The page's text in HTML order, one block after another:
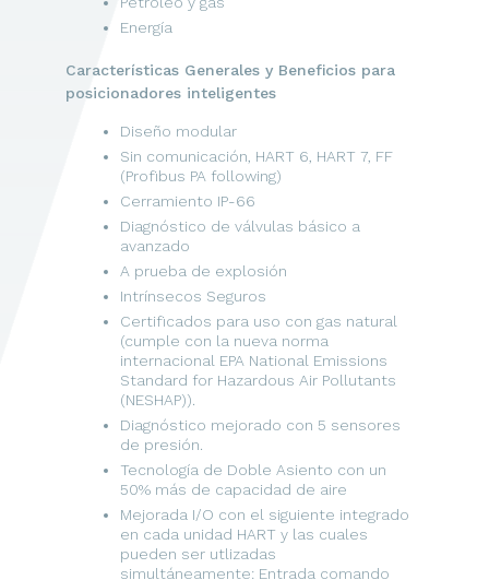
Energía
Características Generales y Beneficios para
posicionadores inteligentes
Diseño modular
Sin comunicación, HART 6, HART 7, FF
(Profibus PA following)
Cerramiento IP-66
Diagnóstico de válvulas básico a
avanzado
A prueba de explosión
Intrínsecos Seguros
Certificados para uso con gas natural
(cumple con la nueva norma
internacional EPA National Emissions
Standard for Hazardous Air Pollutants
(NESHAP)).
Diagnóstico mejorado con 5 sensores
de presión.
Tecnología de Doble Asiento con un
50% más de capacidad de aire
Mejorada I/O con el siguiente integrado
en cada unidad HART y las cuales
pueden ser utlizadas
simultáneamente: Entrada comando